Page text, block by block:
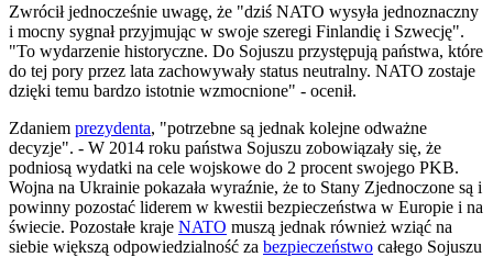
Zwrócił jednocześnie uwagę, że "dziś NATO wysyła jednoznaczny
i mocny sygnał przyjmując w swoje szeregi Finlandię i Szwecję".
"To wydarzenie historyczne. Do Sojuszu przystępują państwa, które
do tej pory przez lata zachowywały status neutralny. NATO zostaje
dzięki temu bardzo istotnie wzmocnione" - ocenił.
Zdaniem prezydenta, "potrzebne są jednak kolejne odważne
decyzje". - W 2014 roku państwa Sojuszu zobowiązały się, że
podniosą wydatki na cele wojskowe do 2 procent swojego PKB.
Wojna na Ukrainie pokazała wyraźnie, że to Stany Zjednoczone są i
powinny pozostać liderem w kwestii bezpieczeństwa w Europie i na
świecie. Pozostałe kraje NATO muszą jednak również wziąć na
siebie większą odpowiedzialność za bezpieczeństwo całego Sojuszu